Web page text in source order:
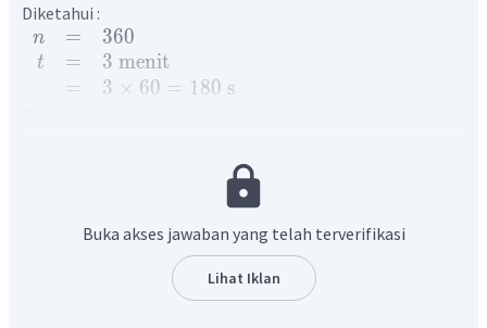
Diketahui :
n
t
=
=
=
360
3 menit
3 × 60 = 180 s
Soal diatas dapat diselesaikan dengan hubungan frekuensi,
360
2 Hz
Dengan demikian, maka besar frekuensi nya adalah 2 Hz.
Buka akses jawaban yang telah terverifikasi
Lihat Iklan